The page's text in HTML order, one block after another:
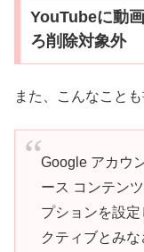
YouTubeに動
ろ削除対象外
また、こんなこと
Google アカウ
ース コンテン
プションを設
クティブとみ